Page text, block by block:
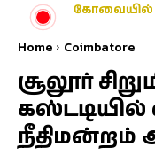
கோவையில்
Home Coimbatore
சூலூர்
கஸ்டடியில்
நீதிமன்றம்